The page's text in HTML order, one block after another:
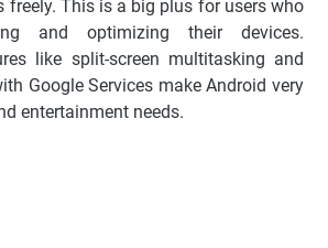
freely. This is a big plus for users who
and optimizing their devices.
like split-screen multitasking and
Google Services make Android very
entertainment needs.